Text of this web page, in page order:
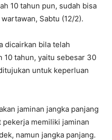
10 tahun pun, sudah bisa
Sabtu (12/2).
dicairkan bila telah
10 tahun, yaitu sebesar 30
untuk keperluan
jaminan jangka panjang
memiliki jaminan
namun jangka panjang.